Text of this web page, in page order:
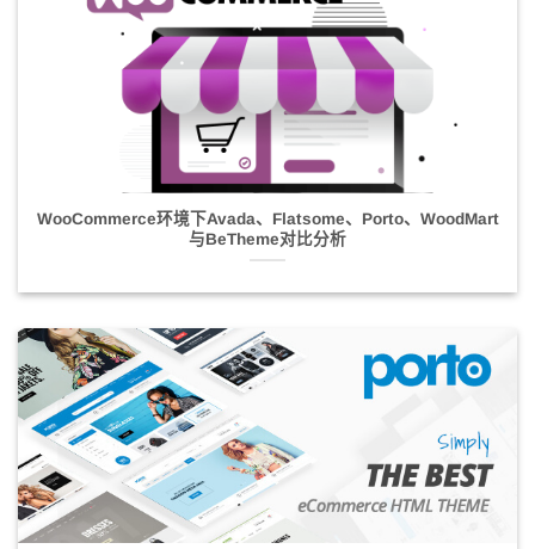
WooCommerce环境下Avada、Flatsome、Porto、WoodMart
与BeTheme对比分析